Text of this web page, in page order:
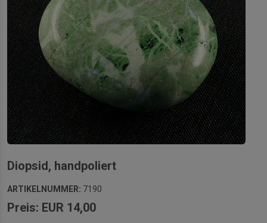
Diopsid, handpoliert
ARTIKELNUMMER: 7190
Preis: EUR 14,00